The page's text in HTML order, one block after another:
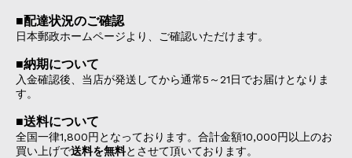
■配達状況のご確認
日本郵政ホームページより、ご確認いただけます。
■納期について
入金確認後、当店が発送してから通常5～21日でお届けとなりま
す。
■送料について
全国一律1,800円となっております。合計金額10,000円以上のお
買い上げで送料を無料とさせて頂いております。